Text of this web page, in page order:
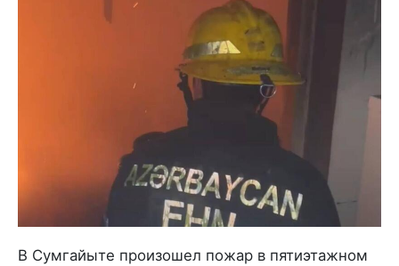
В Сумгайыте произошел пожар в пятиэтажном